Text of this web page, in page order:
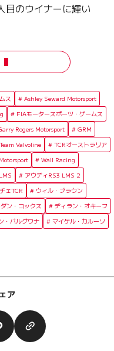
目のウイナーに輝い
ス
Ashley Seward Motorsport
FIAモータースポーツ・ゲームス
Rogers Motorsport
GRM
Valvoline
TCRオーストラリア
Wall Racing
アウディRS3 LMS 2
ェTCR
ウィル・ブラウン
ン・コックス
ディラン・オキーフ
・バルグワナ マイケル・カルーソ
ア